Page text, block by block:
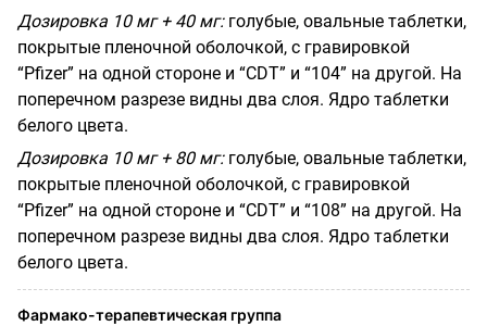
Дозировка 10 мг + 40 мг:голубые, овальные таблетки,
покрытые пленочной оболочкой, с гравировкой
“Pfizer” на одной стороне и “CDT” и “104” на другой. На
поперечном разрезе видны два слоя. Ядро таблетки
белого цвета.
Дозировка 10 мг + 80 мг:голубые, овальные таблетки,
покрытые пленочной оболочкой, с гравировкой
“Pfizer” на одной стороне и “CDT” и “108” на другой. На
поперечном разрезе видны два слоя. Ядро таблетки
белого цвета.
Фармако-терапевтическая группа